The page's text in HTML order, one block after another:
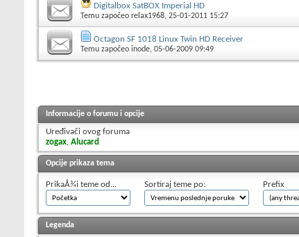
Digitalbox SatBOX Imperial HD
Temu započeo relax1968, 25-01-2011 15:27
Octagon SF 1018 Linux Twin HD Receiver
Temu započeo inode, 05-06-2009 09:49
Informacije o forumu i opcije
Uređivači ovog foruma
zogax, Alucard
Opcije prikaza tema
PrikaÅ¾i teme od... Sortiraj teme po: Prefix
Legenda